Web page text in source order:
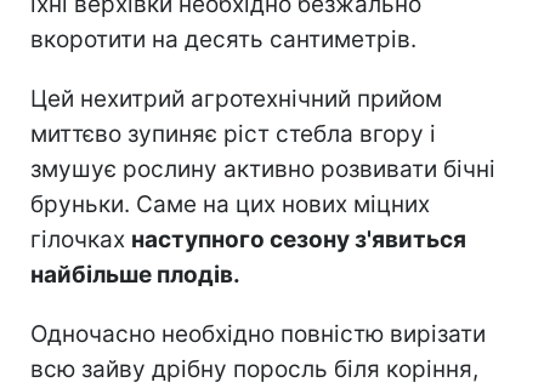
вкоротити на десять сантиметрів.
Цей нехитрий агротехнічний прийом
миттєво зупиняє ріст стебла вгору і
змушує рослину активно розвивати бічні
бруньки. Саме на цих нових міцних
гілочках наступного сезону з'явиться
найбільше плодів.
Одночасно необхідно повністю вирізати
всю зайву дрібну поросль біля коріння,